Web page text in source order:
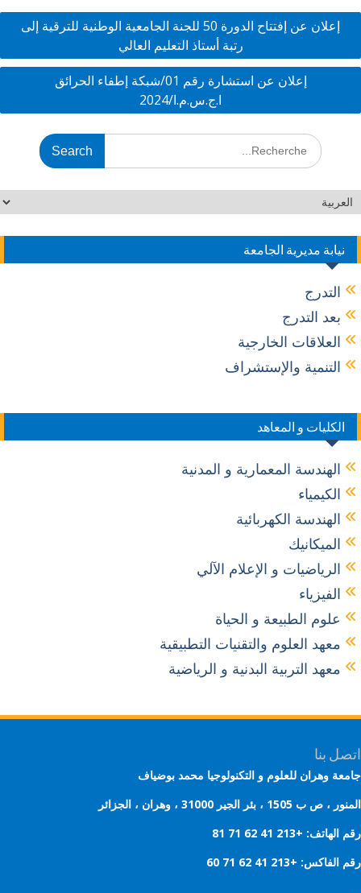
o
k
dI
إعلان عن إفتتاح الدورة 50 للجنة الجامعية الوطنية للترقية إلى
رتبة أستاذ التعليم العالي
إعلان عن استشارة رقم 01/شبكة إطفاء الحرائق
ا.ج.س.م.ا/2024
نيابة مديرية الجامعة
التدرج
بعد التدرج
العلاقات الخارجية
التنمية والإستشراف
الكليات و المعاهد
الهندسة المعمارية و المدنية
الكيمياء
الهندسة الكهربائية
الميكانيك
الرياضيات و الإعلام الآلي
الفيزياء
علوم الطبيعة و الحياة
معهد العلوم والتقنيات التطبيقية
معهد التربية البدنية و الرياضية
بنا
وهران للعلوم و التكنولوجيا محمد بوضياف
1505 ، بئر الجير 31000 ، وهران ، الجزائر
+213 41 62 71 81
+213 41 62 71 60